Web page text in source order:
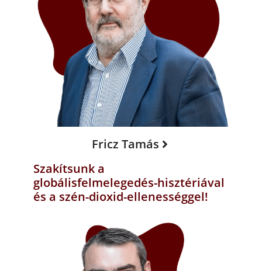
Fricz Tamás
Szakítsunk a
globálisfelmelegedés-hisztériával
és a szén-dioxid-ellenességgel!